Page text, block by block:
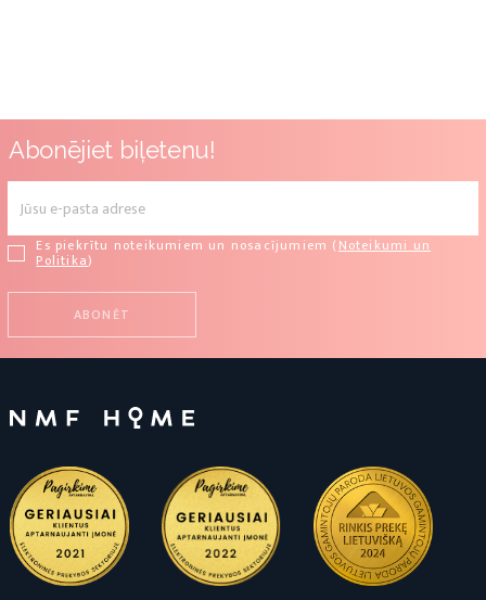
Abonējiet biļetenu!
Es piekrītu noteikumiem un nosacījumiem (Noteikumi un
Politika)